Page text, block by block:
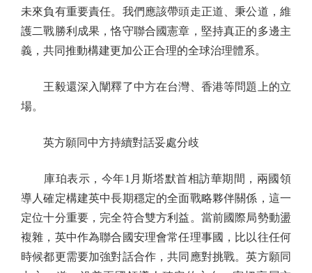
未來負有重要責任。我們應該帶頭走正道、秉公道，維
護二戰勝利成果，恪守聯合國憲章，堅持真正的多邊主
義，共同推動構建更加公正合理的全球治理體系。
王毅還深入闡釋了中方在台灣、香港等問題上的立
場。
英方願同中方持續對話妥處分歧
庫珀表示，今年1月斯塔默首相訪華期間，兩國領
導人確定構建英中長期穩定的全面戰略夥伴關係，這一
定位十分重要，完全符合雙方利益。當前國際局勢動盪
複雜，英中作為聯合國安理會常任理事國，比以往任何
時候都更需要加強對話合作，共同應對挑戰。英方願同